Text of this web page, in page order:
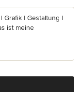
Grafik | Gestaltung |
ist meine